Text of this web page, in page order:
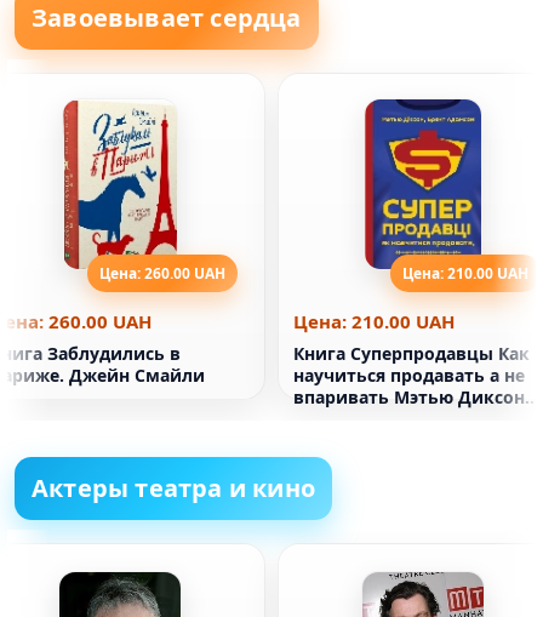
Завоевывает сердца
Цена: 260.00 UAH
260.00 UAH
Заблудились в
Джейн Смайли
Цена: 210.00 UAH
Цена: 210.00 UAH
Книга Суперпродавцы Как
научиться продавать а не
впаривать Мэтью Диксон
Актеры театра и кино